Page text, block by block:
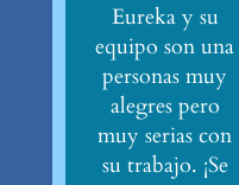
Eureka y su
equipo son una
personas muy
alegres pero
muy serias con
su trabajo. ¡Se